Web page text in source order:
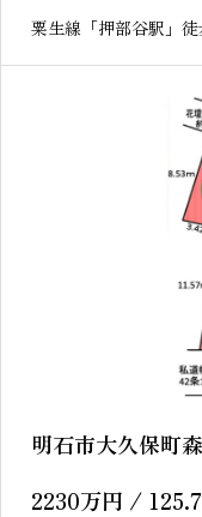
粟生線「押部谷駅」
明石市大久保町
2230万円 /